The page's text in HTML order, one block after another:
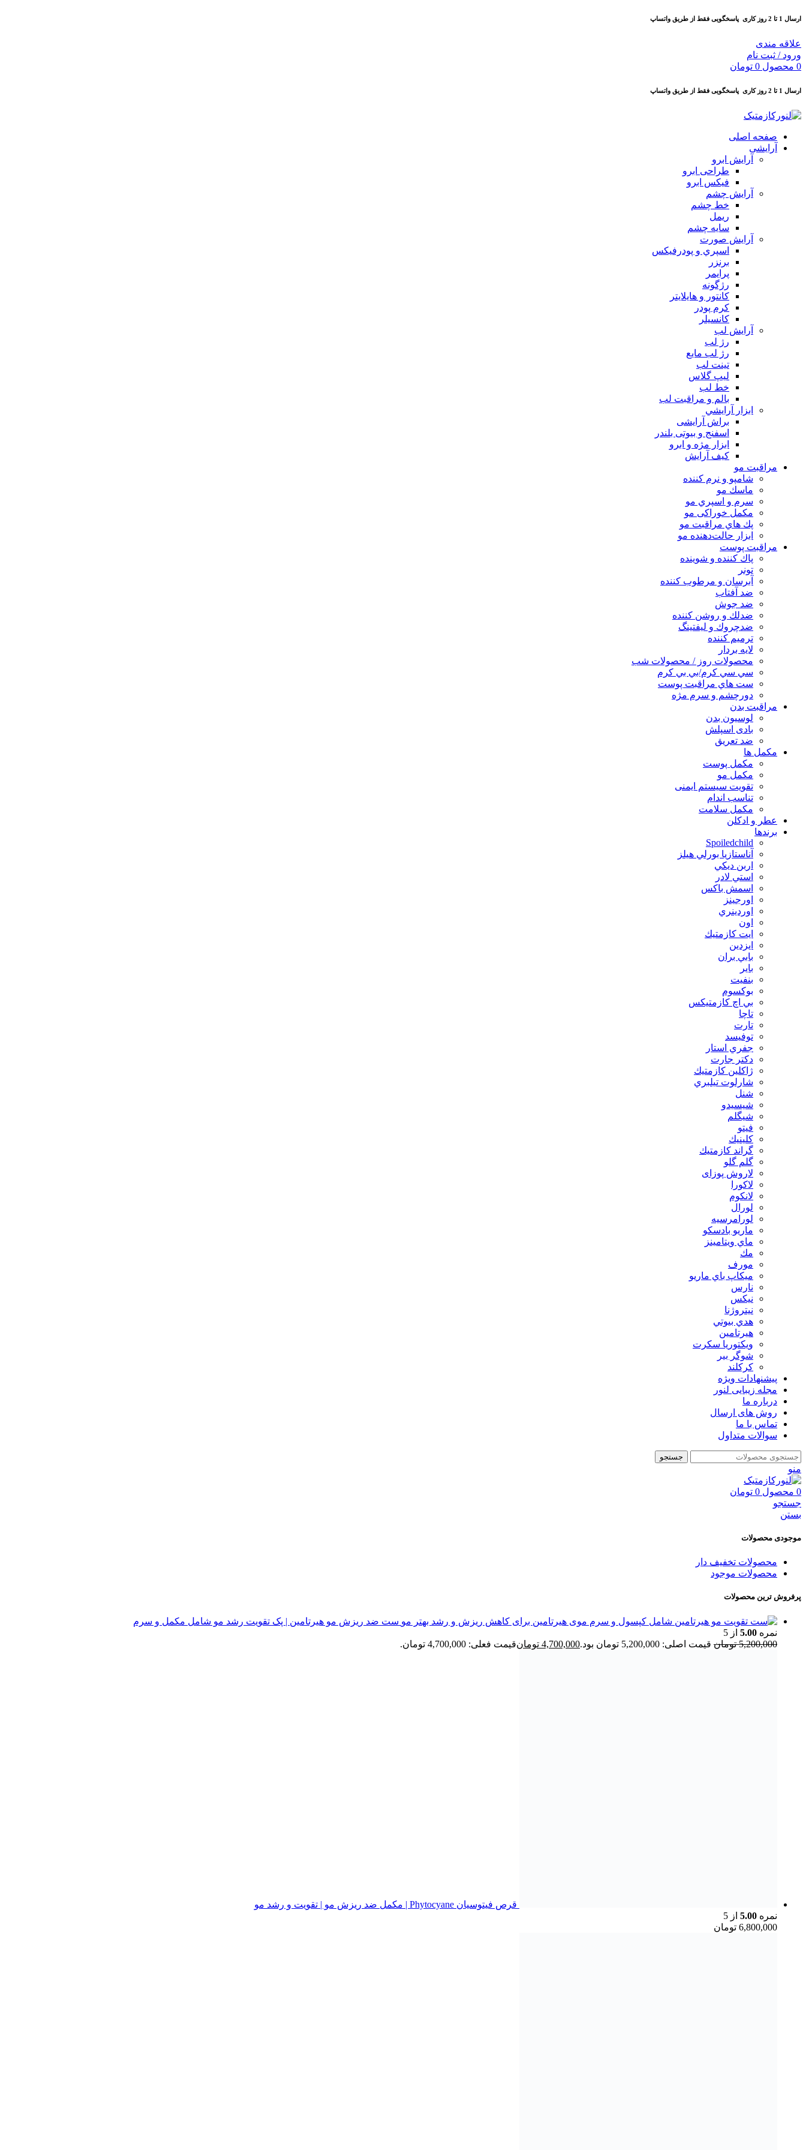
ارسال 1 تا 2 روز کاری پاسخگویی فقط از طریق واتساپ
علاقه مندی
ورود / ثبت نام
0 محصول 0 تومان
ارسال 1 تا 2 روز کاری پاسخگویی فقط از طریق واتساپ
صفحه اصلی
آرایشی
آرايش ابرو
طراحی ابرو
فیکس ابرو
آرايش چشم
خط چشم
ريمل
سايه چشم
آرايش صورت
اسپري و پودرفيكس
برنزر
پرايمر
رژگونه
كانتور و هايلايتر
كرم پودر
كانسيلر
آرايش لب
رژ لب
رژ لب مایع
تینت لب
لیپ گلاس
خط لب
بالم و مراقبت لب
ابزار آرايشي
براش آرایشی
اسفنج و بیوتی بلندر
ابزار مژه و ابرو
کیف آرایش
مراقبت مو
شامپو و نرم كننده
ماسك مو
سرم و اسپري مو
مكمل خوراكی مو
پك هاي مراقبت مو
ابزار حالت‌دهنده مو
مراقبت پوست
پاك كننده و شوينده
تونر
آبرسان و مرطوب كننده
ضد آفتاب
ضد جوش
ضدلك و روشن كننده
ضدچروك و ليفتينگ
ترميم كننده
لايه بردار
محصولات روز / محصولات شب
سي سي كرم/بي بي كرم
ست هاي مراقبت پوست
دورچشم و سرم مژه
مراقبت بدن
لوسیون بدن
بادی اسپلش
ضد تعریق
مكمل ها
مکمل پوست
مکمل مو
تقویت سیستم ایمنی
تناسب اندام
مکمل سلامت
عطر و ادکلن
برندها
Spoiledchild
آناستازيا بورلي هيلز
اربن ديكي
استي لادر
اسمش باكس
اورجينز
اوردينري
اون
ايت كازمتيك
ايزدين
بابي بران
بایر
بنفيت
بوكسوم
بي اچ كازمتيكس
تاچا
تارت
توفيسد
جفري استار
دكتر جارت
ژاكلين كازمتيك
شارلوت تيلبري
شنل
شيسيدو
شیگلم
فيتو
كلينيك
گراند كازمتيك
گلم گلو
لاروش پوزای
لاكورا
لانكوم
لورال
لورامرسيه
ماريو بادسكو
ماي ويتامينز
مك
مورف
ميكاپ باي ماريو
نارس
نيكس
نیتروژنا
هدي بيوتي
هیرتامین
ویکتوریا سکرت
شوگر بير
کرکلند
پیشنهادات ویژه
مجله زیبایی لنور
درباره ما
روش های ارسال
تماس با ما
سوالات متداول
جستجو
منو
0 محصول 0 تومان
جستجو
بستن
موجودی محصولات
محصولات تخفیف دار
محصولات موجود
پرفروش ترین محصولات
ست ضد ریزش مو هیرتامین | پک تقویت رشد مو شامل مکمل و سرم
نمره 5.00 از 5
5,200,000 تومان قیمت اصلی: 5,200,000 تومان بود. 4,700,000 تومانقیمت فعلی: 4,700,000 تومان.
قرص فیتوسیان Phytocyane | مکمل ضد ریزش مو | تقویت و رشد مو
نمره 5.00 از 5
6,800,000 تومان